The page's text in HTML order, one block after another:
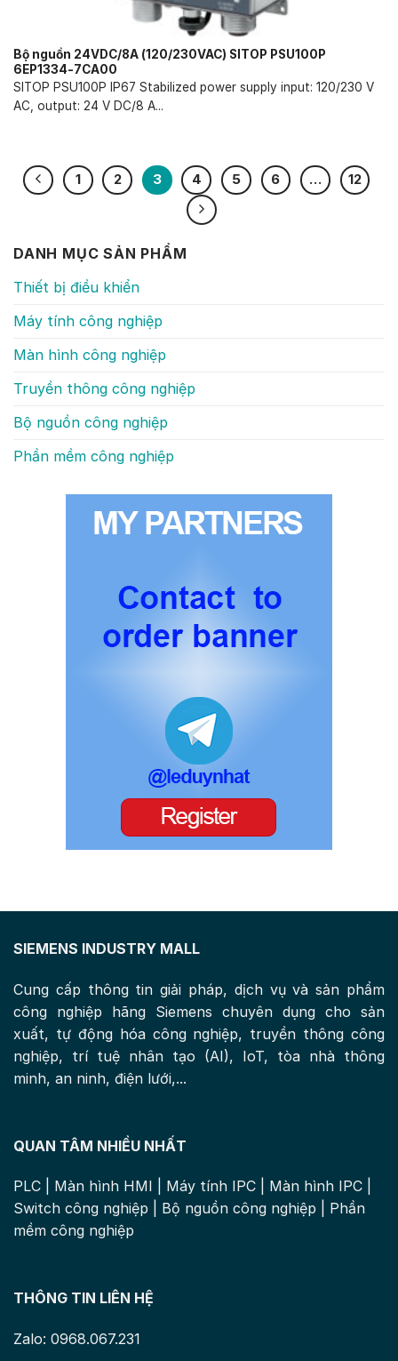
Bộ nguồn 24VDC/8A (120/230VAC) SITOP PSU100P
6EP1334-7CA00
SITOP PSU100P IP67 Stabilized power supply input: 120/230 V
AC, output: 24 V DC/8 A...
1 2 3 4 5 6 … 12
DANH MỤC SẢN PHẨM
Thiết bị điều khiển
Máy tính công nghiệp
Màn hình công nghiệp
Truyền thông công nghiệp
Bộ nguồn công nghiệp
Phần mềm công nghiệp
SIEMENS INDUSTRY MALL
Cung cấp thông tin giải pháp, dịch vụ và sản phẩm
công nghiệp hãng Siemens chuyên dụng cho sản
xuất, tự động hóa công nghiệp, truyền thông công
nghiệp, trí tuệ nhân tạo (AI), IoT, tòa nhà thông
minh, an ninh, điện lưới,...
QUAN TÂM NHIỀU NHẤT
PLC Màn hình HMI Máy tính IPC Màn hình IPC
Switch công nghiệp
Bộ nguồn công nghiệp
Phần
mềm công nghiệp
THÔNG TIN LIÊN HỆ
Zalo: 0968.067.231